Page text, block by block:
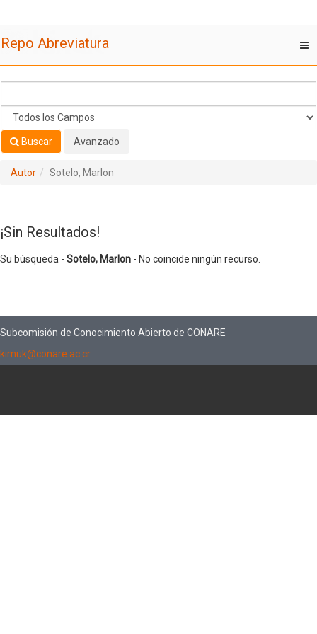
Repo Abreviatura
Buscar Avanzado
Autor Sotelo, Marlon
¡Sin Resultados!
Su búsqueda - Sotelo, Marlon - No coincide ningún recurso.
Subcomisión de Conocimiento Abierto de CONARE
kimuk@conare.ac.cr